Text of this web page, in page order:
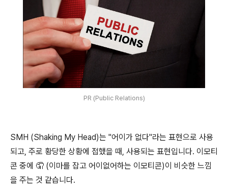
PR (Public Relations)
SMH (Shaking My Head)는 "어이가 없다"라는 표현으로 사용
되고, 주로 황당한 상황에 접했을 때, 사용되는 표현입니다. 이모티
콘 중에 🤦 (이마를 잡고 어이없어하는 이모티콘)이 비슷한 느낌
을 주는 것 같습니다.